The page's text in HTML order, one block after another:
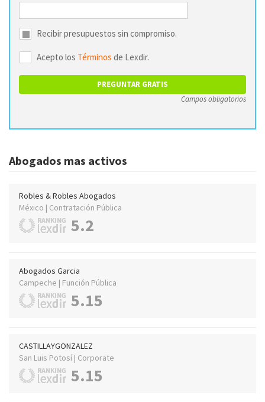
Recibir presupuestos sin compromiso.
Acepto los Términos de Lexdir.
Campos obligatorios
Abogados mas activos
Robles & Robles Abogados
México | Contratación Pública
5.2
Abogados Garcia
Campeche | Función Pública
5.15
CASTILLAYGONZALEZ
San Luis Potosí | Corporate
5.15